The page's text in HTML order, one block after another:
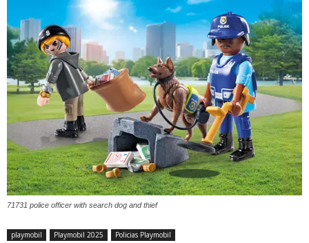
71731 police officer with search dog and thief
playmobil Playmobil 2025 Policias Playmobil